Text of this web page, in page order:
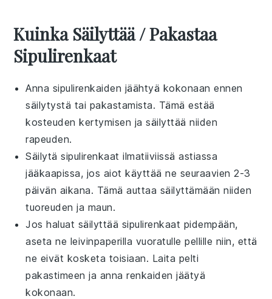
Kuinka Säilyttää / Pakastaa
Sipulirenkaat
Anna sipulirenkaiden jäähtyä kokonaan ennen
säilytystä tai pakastamista. Tämä estää
kosteuden kertymisen ja säilyttää niiden
rapeuden.
Säilytäsipulirenkaat ilmatiiviissä astiassa
jääkaapissa, jos aiot käyttää ne seuraavien 2-3
päivän aikana. Tämä auttaa säilyttämään niiden
tuoreuden ja maun.
Jos haluat säilyttää sipulirenkaat pidempään,
aseta ne leivinpaperilla vuoratulle pellille niin, että
ne eivät kosketa toisiaan. Laita pelti
pakastimeen ja anna renkaiden jäätyä
kokonaan.